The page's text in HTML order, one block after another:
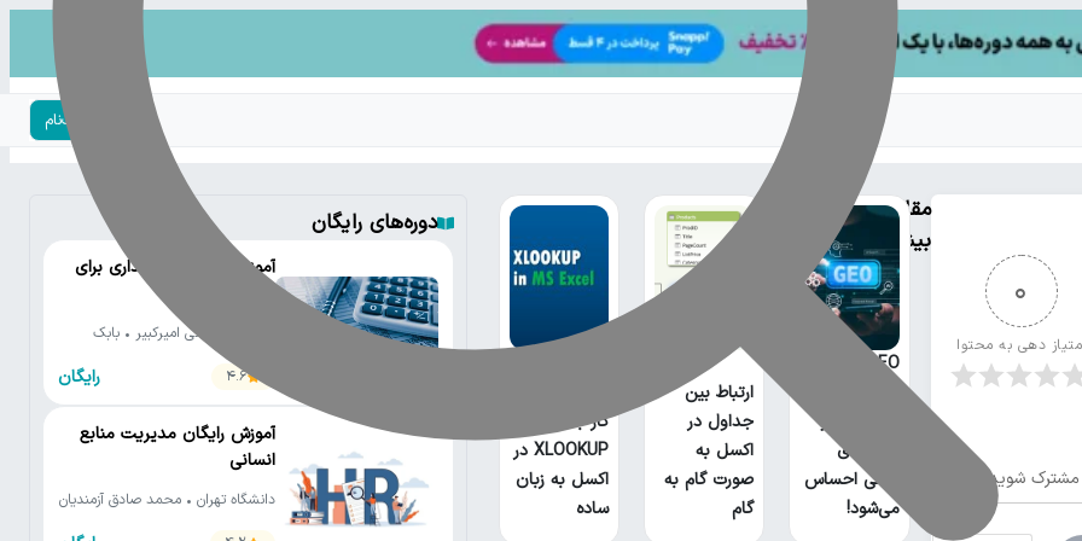
ورود | ثبت‌نام
0
دهی به محتوا
مشترک شوید
مقالات
بیشتر
گوش سئو و
روش‌های
سنتی احساس
می‌شود!
ارتباط بین
جداول در
اکسل به
صورت گام به
گام
کار با تابع
XLOOKUP در
اکسل به زبان
ساده
دوره‌های رایگان
آموزش رایگان حسابداری برای
دانشگاه صنعتی امیرکبیر • بابک
صادق زاده
4.6
رایگان
آموزش رایگان مدیریت منابع
انسانی
دانشگاه تهران • محمد صادق آزمندیان